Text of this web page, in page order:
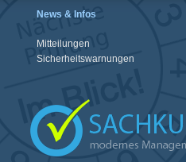
News & Infos
Mitteilungen
Sicherheitswarnungen